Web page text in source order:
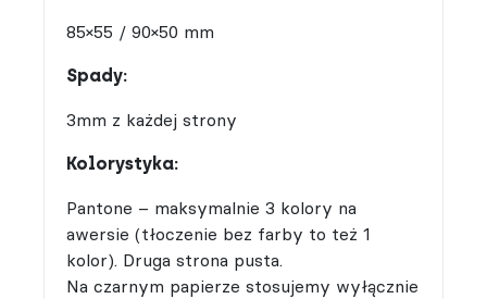
85×55 / 90×50 mm
Spady:
3mm z każdej strony
Kolorystyka:
Pantone – maksymalnie 3 kolory na
awersie (tłoczenie bez farby to też 1
kolor). Druga strona pusta.
Na czarnym papierze stosujemy wyłącznie